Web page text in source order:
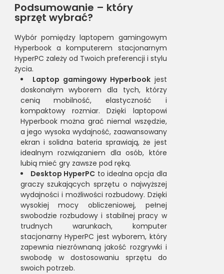
Podsumowanie – który
sprzęt wybrać?
Wybór pomiędzy laptopem gamingowym
Hyperbook a komputerem stacjonarnym
HyperPC zależy od Twoich preferencji i stylu
życia.
Laptop gamingowy Hyperbookjest
doskonałym wyborem dla tych, którzy
cenią mobilność, elastyczność i
kompaktowy rozmiar. Dzięki laptopowi
Hyperbook można grać niemal wszędzie,
a jego wysoka wydajność, zaawansowany
ekran i solidna bateria sprawiają, że jest
idealnym rozwiązaniem dla osób, które
lubią mieć gry zawsze pod ręką.
Desktop HyperPC to idealna opcja dla
graczy szukających sprzętu o najwyższej
wydajności i możliwości rozbudowy. Dzięki
wysokiej mocy obliczeniowej, pełnej
swobodzie rozbudowy i stabilnej pracy w
trudnych warunkach, komputer
stacjonarny HyperPC jest wyborem, który
zapewnia niezrównaną jakość rozgrywki i
swobodę w dostosowaniu sprzętu do
swoich potrzeb.